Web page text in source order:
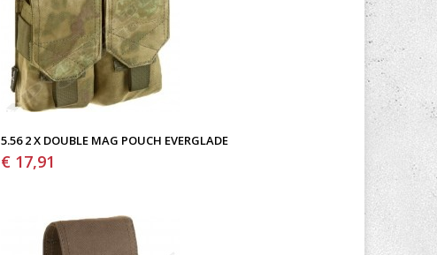
5.56 2 X DOUBLE MAG POUCH EVERGLADE
€ 17,91